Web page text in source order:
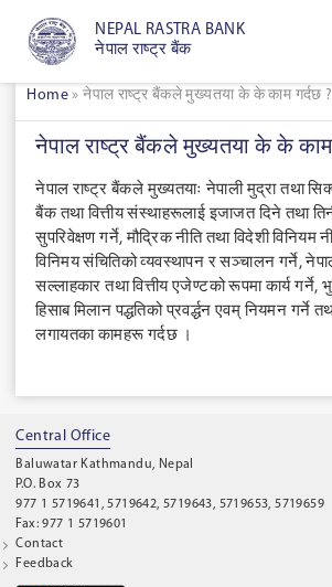
NEPAL RASTRA BANK
नेपाल राष्ट्र बैंक
Home »नेपाल राष्ट्र बैंकले मुख्यतया के के काम गर्दछ ?
नेपाल राष्ट्र बैंकले मुख्यतया के के काम
नेपाल राष्ट्र बैंकले मुख्यतयाः नेपाली मुद्रा तथा
बैंक तथा वित्तीय संस्थाहरूलाई इजाजत दिने तथा
सुपरिवेक्षण गर्ने, मौद्रिक नीति तथा विदेशी विनियम
विनिमय संचितिको व्यवस्थापन र सञ्चालन गर्ने,
सल्लाहकार तथा वित्तीय एजेण्टको रूपमा कार्य गर्ने,
हिसाब मिलान पद्धतिको प्रवर्द्धन एवम् नियमन गर्ने
लगायतका कामहरू गर्दछ ।
Central Office
Baluwatar Kathmandu, Nepal
P.O. Box 73
977 1 5719641, 5719642, 5719643, 5719653, 5719659
Fax: 977 1 5719601
Contact
Feedback